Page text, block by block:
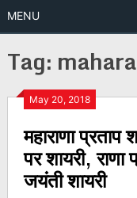
MENU
Tag:
May 20, 2018
महाराणा प्रताप
पर शायरी, राणा
जयंती शायरी
Posts
navigation